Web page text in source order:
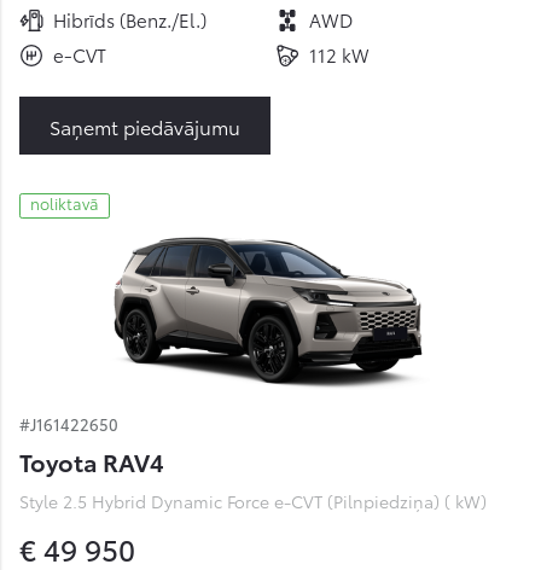
Hibrīds (Benz./El.)
AWD
e-CVT
112 kW
Saņemt piedāvājumu
noliktavā
#J161422650
Toyota RAV4
Style 2.5 Hybrid Dynamic Force e-CVT (Pilnpiedziņa) ( kW)
€ 49 950